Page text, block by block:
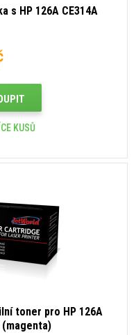
s HP 126A CE314A
KUSŮ
toner pro HP 126A
(magenta)